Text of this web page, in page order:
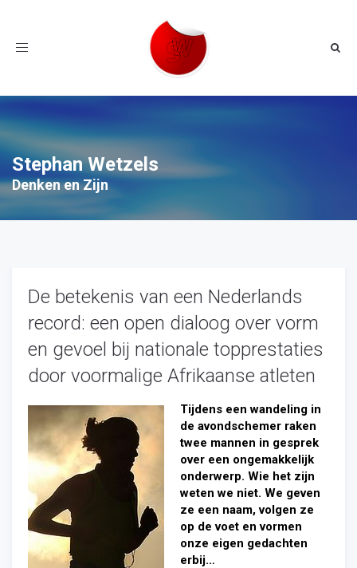
Toggle
Stephan Wetzels
Denken en Zijn
De betekenis van een Nederlands
record: een open dialoog over vorm
en gevoel bij nationale topprestaties
door voormalige Afrikaanse atleten
Tijdens een wandeling in
de avondschemer raken
twee mannen in gesprek
over een ongemakkelijk
onderwerp. Wie het zijn
weten we niet. We geven
ze een naam, volgen ze
op de voet en vormen
onze eigen gedachten
erbij…